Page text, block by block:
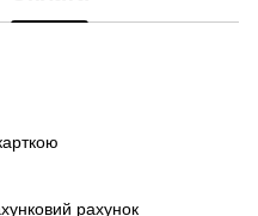
рахунок